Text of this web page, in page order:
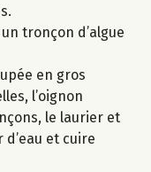
tronçon d’algue
en gros
l’oignon
le laurier et
et cuire